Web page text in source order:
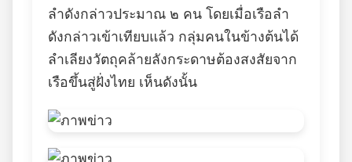
ลำดังกล่าวประมาณ ๒ คน โดยเมื่อเรือลำ
ดังกล่าวเข้าเทียบแล้ว กลุ่มคนในข้างต้นได้
ลำเลียงวัตถุคล้ายลังกระดาษต้องสงสัยจาก
เรือขึ้นสู่ฝั่งไทย เห็นดังนั้น